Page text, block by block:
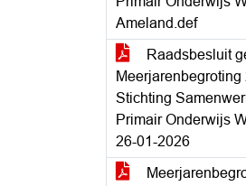
Ameland.def
Raadsbesluit
Stichting
Primair Onderwijs
26-01-2026